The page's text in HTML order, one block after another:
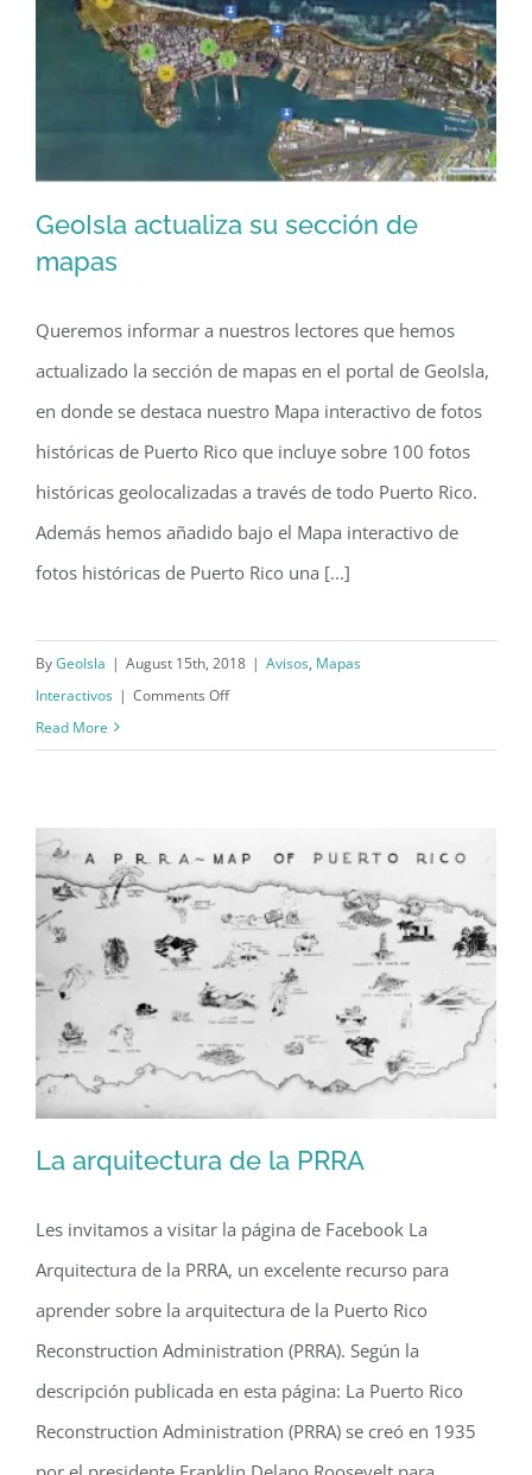
GeoIsla actualiza su sección de mapas
GeoIsla actualiza su sección de
mapas
Queremos informar a nuestros lectores que hemos
actualizado la sección de mapas en el portal de GeoIsla,
en donde se destaca nuestro Mapa interactivo de fotos
históricas de Puerto Rico que incluye sobre 100 fotos
históricas geolocalizadas a través de todo Puerto Rico.
Además hemos añadido bajo el Mapa interactivo de
fotos históricas de Puerto Rico una [...]
ByGeoIsla | August 15th, 2018 | Avisos, Mapas
Interactivos | Comments Offon
de
mapas
Read More
La arquitectura de la PRRA
Les invitamos a visitar la página de Facebook La
Arquitectura de la PRRA, un excelente recurso para
aprender sobre la arquitectura de la Puerto Rico
Reconstruction Administration (PRRA). Según la
descripción publicada en esta página: La Puerto Rico
Reconstruction Administration (PRRA) se creó en 1935